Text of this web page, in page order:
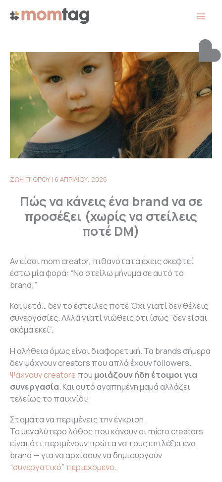
στο
ΖΩΗ ΓΚΟΡΟΥ | 6 ΑΠΡΙΛΙΟΥ, 2026
Πώς να κάνεις ένα brand να σε
προσέξει (χωρίς να στείλεις
ποτέ DM)
Αν είσαι mom creator, πιθανότατα έχεις σκεφτεί
έστω μία φορά: “Να στείλω μήνυμα σε αυτό το
brand;”
Και μετά… δεν το έστειλες ποτέ.Όχι γιατί δεν θέλεις
συνεργασίες. Αλλά γιατί νιώθεις ότι ίσως “δεν είσαι
ακόμα εκεί”.
Η αλήθεια όμως είναι διαφορετική. Τα brands σήμερα
δεν ψάχνουν creators που απλά έχουν followers.
Ψάχνουν creators που μοιάζουν ήδη έτοιμοι για
συνεργασία. Και αυτό αγαπημένη μαμά αλλάζει
τελείως το παιχνίδι!
Σταμάτα να περιμένεις την έγκριση
Το μεγαλύτερο λάθος που κάνουν οι micro creators
είναι ότι περιμένουν πρώτα να τους επιλέξει ένα
brand — για να αρχίσουν να δημιουργούν
“συνεργατικό” περιεχόμενο.